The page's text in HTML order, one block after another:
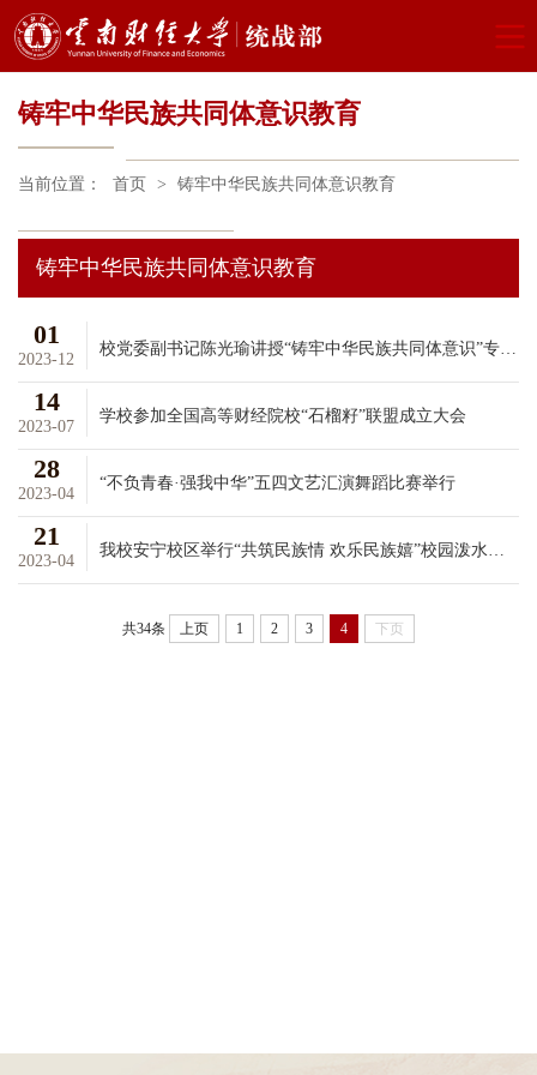
铸牢中华民族共同体意识教育
当前位置： 首页 > 铸牢中华民族共同体意识教育
铸牢中华民族共同体意识教育
01
2023-12
校党委副书记陈光瑜讲授“铸牢中华民族共同体意识”专题党课
14
2023-07
学校参加全国高等财经院校“石榴籽”联盟成立大会
28
2023-04
“不负青春·强我中华”五四文艺汇演舞蹈比赛举行
21
2023-04
我校安宁校区举行“共筑民族情 欢乐民族嬉”校园泼水节活动
共34条 上页 1 2 3 4 下页